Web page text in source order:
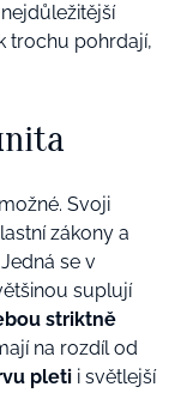
trochu pohrdají,
Svoji
zákony a
Jedná se v
suplují
striktně
na rozdíl od
pleti i světlejší